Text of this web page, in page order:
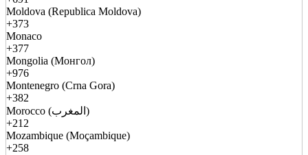
Moldova (Republica Moldova)
+373
Monaco
+377
Mongolia (Монгол)
+976
Montenegro (Crna Gora)
+382
Morocco (المغرب)
+212
Mozambique (Moçambique)
+258